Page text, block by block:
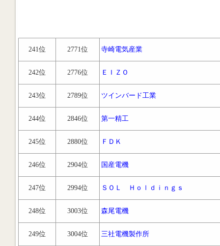
241位 2771位 寺崎電気産業
242位 2776位 ＥＩＺＯ
243位 2789位 ツインバード工業
244位 2846位 第一精工
245位 2880位 ＦＤＫ
246位 2904位 国産電機
247位 2994位 ＳＯＬ Ｈｏｌｄｉｎｇｓ
248位 3003位 森尾電機
249位 3004位 三社電機製作所